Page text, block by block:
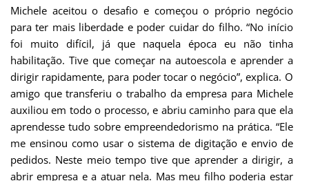
Michele aceitou o desafio e começou o próprio negócio
para ter mais liberdade e poder cuidar do filho. “No início
foi muito difícil, já que naquela época eu não tinha
habilitação. Tive que começar na autoescola e aprender a
dirigir rapidamente, para poder tocar o negócio”, explica. O
amigo que transferiu o trabalho da empresa para Michele
auxiliou em todo o processo, e abriu caminho para que ela
aprendesse tudo sobre empreendedorismo na prática. “Ele
me ensinou como usar o sistema de digitação e envio de
pedidos. Neste meio tempo tive que aprender a dirigir, a
abrir empresa e a atuar nela. Mas meu filho poderia estar